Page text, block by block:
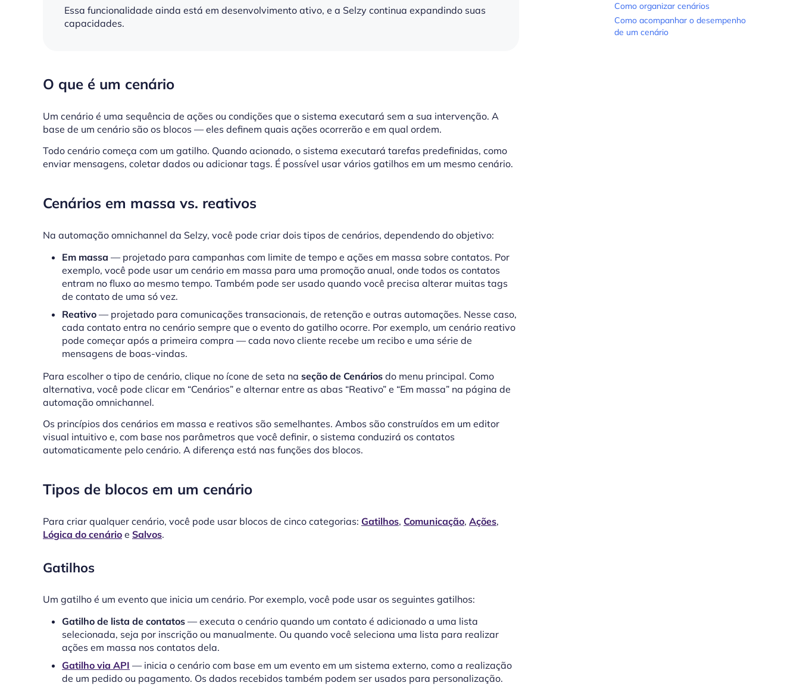
Essa funcionalidade ainda está em desenvolvimento ativo, e a Selzy continua expandindo suas
capacidades.
O que é um cenário
Um cenário é uma sequência de ações ou condições que o sistema executará sem a sua intervenção. A
base de um cenário são os blocos — eles definem quais ações ocorrerão e em qual ordem.
Todo cenário começa com um gatilho. Quando acionado, o sistema executará tarefas predefinidas, como
enviar mensagens, coletar dados ou adicionar tags. É possível usar vários gatilhos em um mesmo cenário.
Cenários em massa vs. reativos
Na automação omnichannel da Selzy, você pode criar dois tipos de cenários, dependendo do objetivo:
Em massa — projetado para campanhas com limite de tempo e ações em massa sobre contatos. Por
exemplo, você pode usar um cenário em massa para uma promoção anual, onde todos os contatos
entram no fluxo ao mesmo tempo. Também pode ser usado quando você precisa alterar muitas tags
de contato de uma só vez.
Reativo — projetado para comunicações transacionais, de retenção e outras automações. Nesse caso,
cada contato entra no cenário sempre que o evento do gatilho ocorre. Por exemplo, um cenário reativo
pode começar após a primeira compra — cada novo cliente recebe um recibo e uma série de
mensagens de boas-vindas.
Para escolher o tipo de cenário, clique no ícone de seta na seção de Cenários do menu principal. Como
alternativa, você pode clicar em “Cenários” e alternar entre as abas “Reativo” e “Em massa” na página de
automação omnichannel.
Os princípios dos cenários em massa e reativos são semelhantes. Ambos são construídos em um editor
visual intuitivo e, com base nos parâmetros que você definir, o sistema conduzirá os contatos
automaticamente pelo cenário. A diferença está nas funções dos blocos.
Tipos de blocos em um cenário
Para criar qualquer cenário, você pode usar blocos de cinco categorias: Gatilhos, Comunicação, Ações,
Lógica do cenário e Salvos.
Gatilhos
Um gatilho é um evento que inicia um cenário. Por exemplo, você pode usar os seguintes gatilhos:
Gatilho de lista de contatos — executa o cenário quando um contato é adicionado a uma lista
selecionada, seja por inscrição ou manualmente. Ou quando você seleciona uma lista para realizar
ações em massa nos contatos dela.
Gatilho via API — inicia o cenário com base em um evento em um sistema externo, como a realização
de um pedido ou pagamento. Os dados recebidos também podem ser usados para personalização.
Como organizar cenários
Como acompanhar o desempenho
de um cenário